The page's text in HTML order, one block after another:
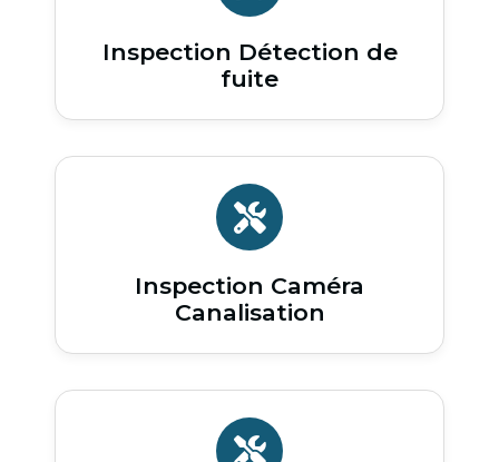
Inspection Détection de
fuite
Inspection Caméra
Canalisation